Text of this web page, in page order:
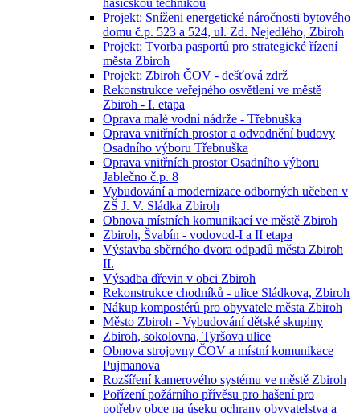
hasičskou technikou
Projekt: Sníženi energetické náročnosti bytového
domu č.p. 523 a 524, ul. Zd. Nejedlého, Zbiroh
Projekt: Tvorba pasportů pro strategické řízení
města Zbiroh
Projekt: Zbiroh ČOV - dešťová zdrž
Rekonstrukce veřejného osvětlení ve městě
Zbiroh - I. etapa
Oprava malé vodní nádrže - Třebnuška
Oprava vnitřních prostor a odvodnění budovy
Osadního výboru Třebnuška
Oprava vnitřních prostor Osadního výboru
Jablečno č.p. 8
Vybudování a modernizace odborných učeben v
ZŠ J. V. Sládka Zbiroh
Obnova místních komunikací ve městě Zbiroh
Zbiroh, Švabín - vodovod-I a II etapa
Výstavba sběrného dvora odpadů města Zbiroh
II.
Výsadba dřevin v obci Zbiroh
Rekonstrukce chodníků - ulice Sládkova, Zbiroh
Nákup kompostérů pro obyvatele města Zbiroh
Město Zbiroh - Vybudování dětské skupiny
Zbiroh, sokolovna, Tyršova ulice
Obnova strojovny ČOV a místní komunikace
Pujmanova
Rozšíření kamerového systému ve městě Zbiroh
Pořízení požárního přívěsu pro hašení pro
potřeby obce na úseku ochrany obyvatelstva a